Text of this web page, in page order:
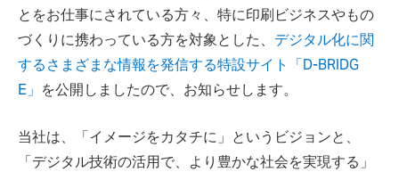
とをお仕事にされている方々、特に印刷ビジネスやもの
づくりに携わっている方を対象とした、 デジタル化に関
するさまざまな情報を発信する特設サイト「D-BRIDG
E」 を公開しましたので、お知らせします。
当社は、「イメージをカタチに」というビジョンと、
「デジタル技術の活用で、より豊かな社会を実現する」